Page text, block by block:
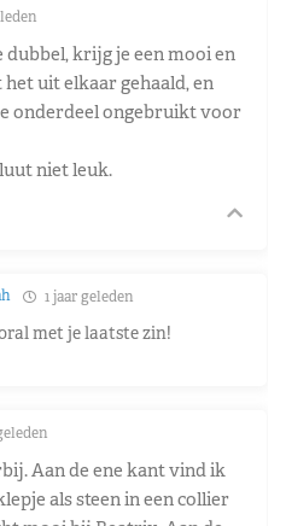
krijg je een mooi en
uit elkaar gehaald, en
onderdeel ongebruikt voor
niet leuk.
1 jaar geleden
met je laatste zin!
Aan de ene kant vind ik
als steen in een collier